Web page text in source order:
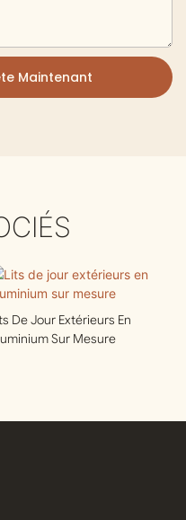
Maintenant
De Jour Extérieurs En
Sur Mesure